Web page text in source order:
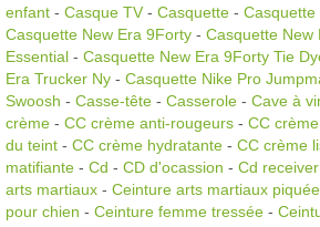
enfant - Casque TV - Casquette - Casquette
Casquette New Era 9Forty - Casquette New
Essential - Casquette New Era 9Forty Tie
Era Trucker Ny - Casquette Nike Pro
Swoosh - Casse-tête - Casserole - Cave à
crème - CC crème anti-rougeurs - CC
du teint - CC crème hydratante - CC crème
matifiante - Cd - CD d'ocassion - Cd receiver
arts martiaux - Ceinture arts martiaux piquée
pour chien - Ceinture femme tressée -